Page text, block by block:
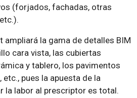
(forjados, fachadas, otras
ampliará la gama de detalles BIM
cara vista, las cubiertas
y tablero, los pavimentos
pues la apuesta de la
la labor al prescriptor es total.